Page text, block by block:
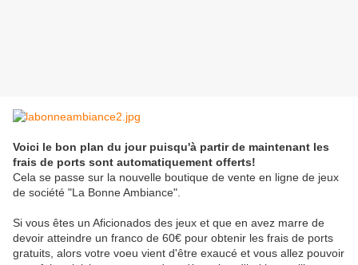
Voici le bon plan du jour puisqu'à partir de maintenant les
frais de ports sont automatiquement offerts!
Cela se passe sur la nouvelle boutique de vente en ligne de jeux
de société "La Bonne Ambiance".
Si vous êtes un Aficionados des jeux et que en avez marre de
devoir atteindre un franco de 60€ pour obtenir les frais de ports
gratuits, alors votre voeu vient d'être exaucé et vous allez pouvoir